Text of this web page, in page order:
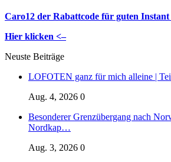
Caro12 der Rabattcode für guten Instant
Hier klicken <–
Neuste Beiträge
LOFOTEN ganz für mich alleine |
Aug. 4, 2026 0
Besonderer Grenzübergang nach
Nordkap…
Aug. 3, 2026 0